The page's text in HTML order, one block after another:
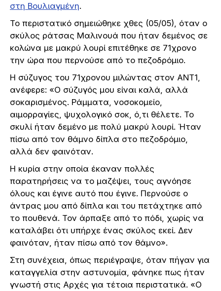
στη Βουλιαγμένη.
Το περιστατικό σημειώθηκε χθες (05/05), όταν ο
σκύλος ράτσας Μαλινουά που ήταν δεμένος σε
κολώνα με μακρύ λουρί επιτέθηκε σε 71χρονο
την ώρα που περνούσε από το πεζοδρόμιο.
Η σύζυγος του 71χρονου μιλώντας στον ΑΝΤ1,
ανέφερε: «Ο σύζυγός μου είναι καλά, αλλά
σοκαρισμένος. Ράμματα, νοσοκομείο,
αιμορραγίες, ψυχολογικό σοκ, ό,τι θέλετε. Το
σκυλί ήταν δεμένο με πολύ μακρύ λουρί. Ήταν
πίσω από τον θάμνο δίπλα στο πεζοδρόμιο,
αλλά δεν φαινόταν.
Η κυρία στην οποία έκαναν πολλές
παρατηρήσεις να το μαζέψει, τους αγνόησε
όλους και έγινε αυτό που έγινε. Περνούσε ο
άντρας μου από δίπλα και του πετάχτηκε από
το πουθενά. Τον άρπαξε από το πόδι, χωρίς να
καταλάβει ότι υπήρχε ένας σκύλος εκεί. Δεν
φαινόταν, ήταν πίσω από τον θάμνο».
Στη συνέχεια, όπως περιέγραψε, όταν πήγαν για
καταγγελία στην αστυνομία, φάνηκε πως ήταν
γνωστή στις Αρχές για τέτοια περιστατικά. «Ο